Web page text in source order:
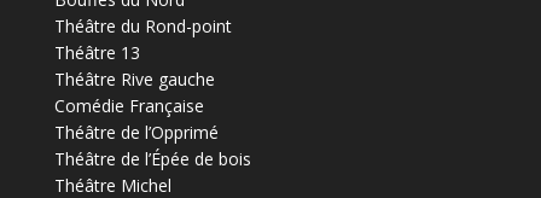
Théâtre du Rond-point
Théâtre 13
Théâtre Rive gauche
Comédie Française
Théâtre de l’Opprimé
Théâtre de l’Épée de bois
Théâtre Michel